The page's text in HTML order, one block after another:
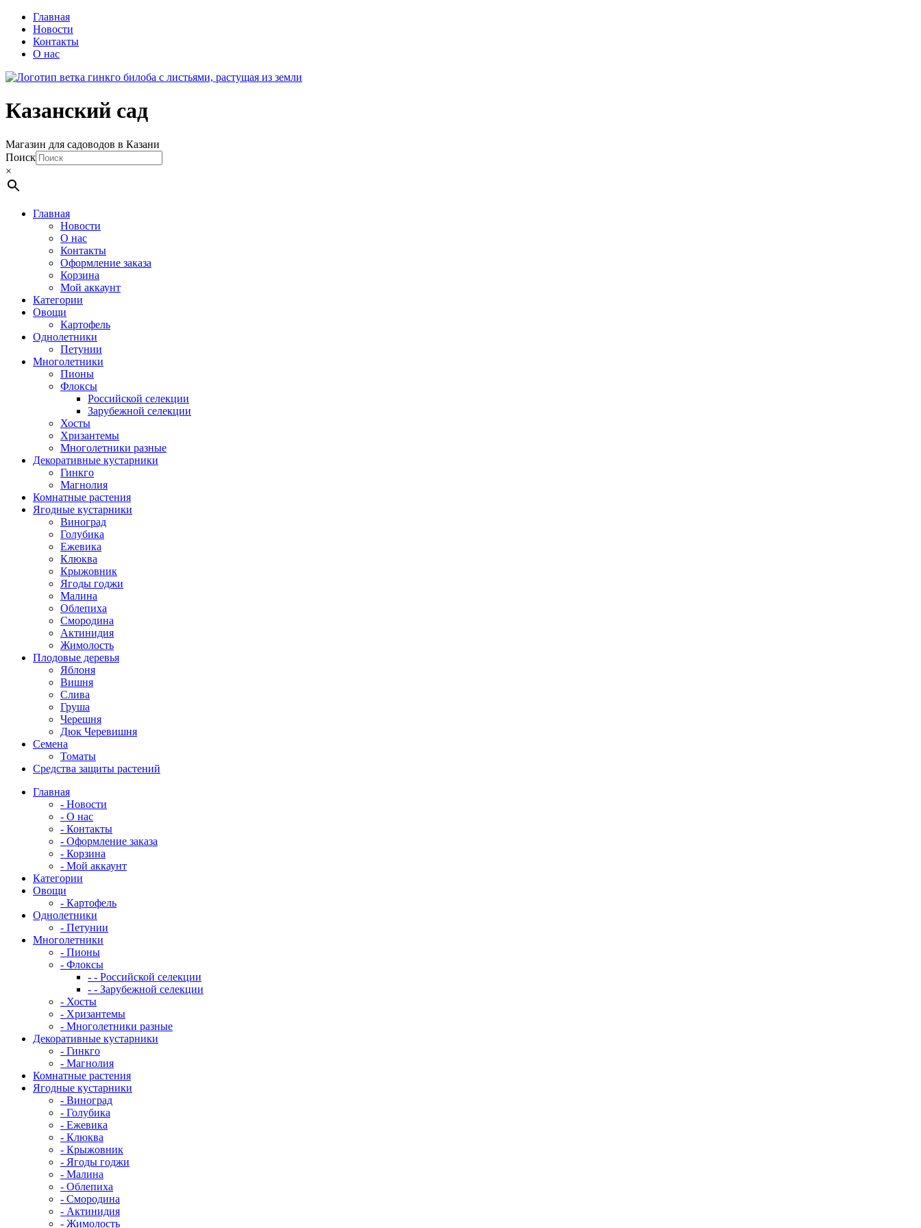
Главная
Новости
Контакты
О нас
Казанский сад
Магазин для садоводов в Казани
Поиск
×
Главная
Новости
О нас
Контакты
Оформление заказа
Корзина
Мой аккаунт
Категории
Овощи
Картофель
Однолетники
Петунии
Многолетники
Пионы
Флоксы
Российской селекции
Зарубежной селекции
Хосты
Хризантемы
Многолетники разные
Декоративные кустарники
Гинкго
Магнолия
Комнатные растения
Ягодные кустарники
Виноград
Голубика
Ежевика
Клюква
Крыжовник
Ягоды годжи
Малина
Облепиха
Смородина
Актинидия
Жимолость
Плодовые деревья
Яблоня
Вишня
Слива
Груша
Черешня
Дюк Черевишня
Семена
Томаты
Средства защиты растений
Главная
- Новости
- О нас
- Контакты
- Оформление заказа
- Корзина
- Мой аккаунт
Категории
Овощи
- Картофель
Однолетники
- Петунии
Многолетники
- Пионы
- Флоксы
- - Российской селекции
- - Зарубежной селекции
- Хосты
- Хризантемы
- Многолетники разные
Декоративные кустарники
- Гинкго
- Магнолия
Комнатные растения
Ягодные кустарники
- Виноград
- Голубика
- Ежевика
- Клюква
- Крыжовник
- Ягоды годжи
- Малина
- Облепиха
- Смородина
- Актинидия
- Жимолость